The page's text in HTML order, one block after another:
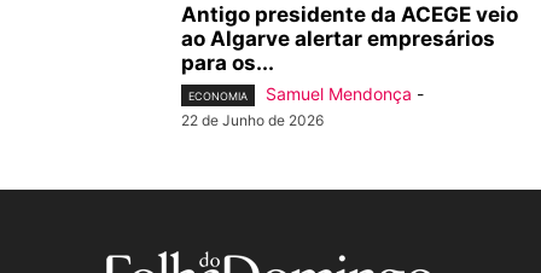
Antigo presidente da ACEGE veio
ao Algarve alertar empresários
para os...
ECONOMIA Samuel Mendonça -
22 de Junho de 2026